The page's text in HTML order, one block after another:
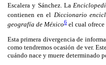
Escalera y Sánchez. La
contienen en el Diccionario
geografía de México6 el cual
Esta primera divergencia de
como tendremos ocasión de ver.
cuándo nace y muere determinado